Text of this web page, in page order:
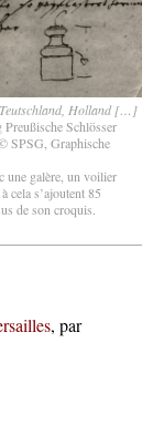
Teutschland, Holland […]
Preußische Schlösser
SPSG, Graphische
une galère, un voilier
cela s’ajoutent 85
de son croquis.
, par